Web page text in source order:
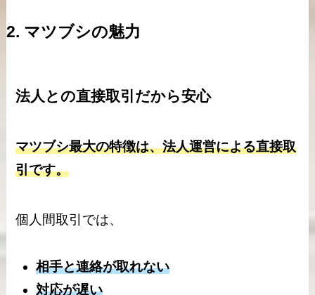
2. マツブシの魅力
法人との直接取引だから安心
マツブシ最大の特徴は、法人運営による直接取
引です。
個人間取引では、
相手と連絡が取れない
対応が遅い